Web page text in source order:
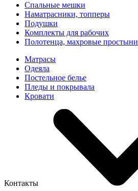
Спальные мешки
Наматрасники, топперы
Подушки
Комплекты для рабочих
Полотенца, махровые простыни
Матрасы
Одеяла
Постельное белье
Пледы и покрывала
Кровати
Контакты